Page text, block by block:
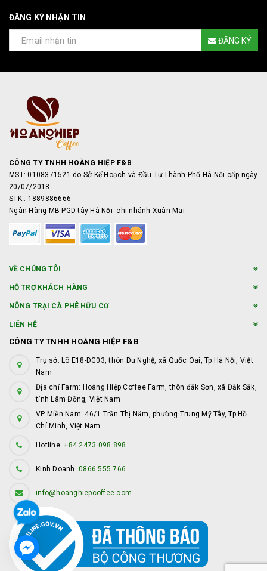
ĐĂNG KÝ NHẬN TIN
ĐĂNG KÝ
CÔNG TY TNHH HOÀNG HIỆP F&B
MST: 0108371521 do Sở Kế Hoạch và Đầu Tư Thành Phố Hà Nội cấp ngày
20/07/2018
STK : 1889886666
Ngân Hàng MB PGD tây Hà Nội -chi nhánh Xuân Mai
VỀ CHÚNG TÔI
HỖ TRỢ KHÁCH HÀNG
NÔNG TRẠI CÀ PHÊ HỮU CƠ
LIÊN HỆ
CÔNG TY TNHH HOÀNG HIỆP F&B
Trụ sở: Lô E18-DG03, thôn Du Nghệ, xã Quốc Oai, Tp.Hà Nội, Việt
Nam
Địa chỉ Farm: Hoàng Hiệp Coffee Farm, thôn đắk Sơn, xã Đắk Sắk,
tỉnh Lâm Đồng, Việt Nam
VP Miền Nam: 46/1 Trần Thị Năm, phường Trung Mỹ Tây, Tp.Hồ
Chí Minh, Việt Nam
Hotline:+84 2473 098 898
Kinh Doanh: 0866 555 766
info@hoanghiepcoffee.com